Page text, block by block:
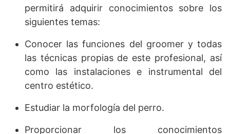
permitirá adquirir conocimientos sobre los
siguientes temas:
Conocer las funciones del groomer y todas
las técnicas propias de este profesional, así
como las instalaciones e instrumental del
centro estético.
Estudiar la morfología del perro.
Proporcionar los conocimientos